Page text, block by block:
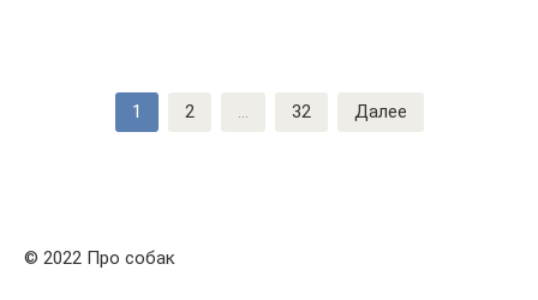
1 2 ... 32 Далее
© 2022 Про собак